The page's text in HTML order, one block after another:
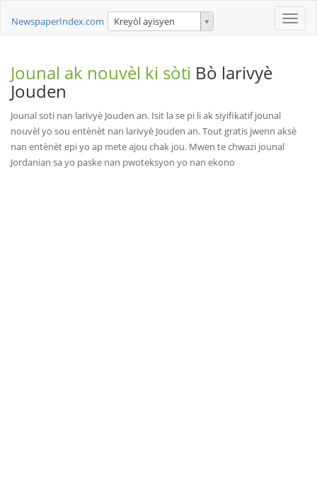
Toggle
NewspaperIndex.com Kreyòl ayisyen
Jounal ak nouvèl ki sòti Bò larivyè
Jouden
Jounal soti nan larivyè Jouden an. Isit la se pi li ak siyifikatif jounal
nouvèl yo sou entènèt nan larivyè Jouden an. Tout gratis jwenn aksè
nan entènèt epi yo ap mete ajou chak jou. Mwen te chwazi jounal
Jordanian sa yo paske nan pwoteksyon yo nan ekono